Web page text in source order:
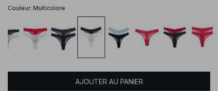
Couleur: Multicolore
AJOUTER AU PANIER